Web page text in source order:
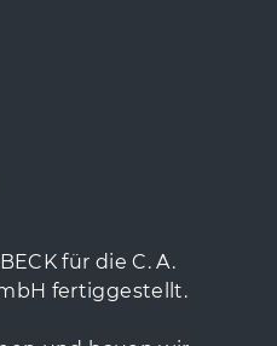
für die C. A.
fertiggestellt.